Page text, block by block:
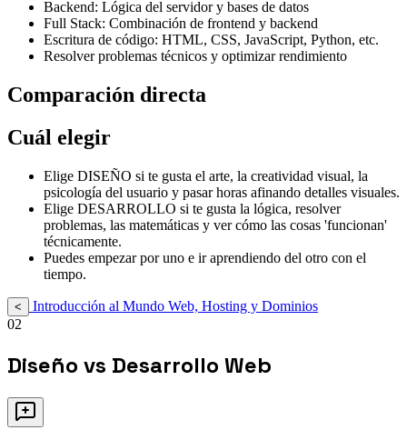
Backend: Lógica del servidor y bases de datos
Full Stack: Combinación de frontend y backend
Escritura de código: HTML, CSS, JavaScript, Python, etc.
Resolver problemas técnicos y optimizar rendimiento
Comparación directa
Cuál elegir
Elige DISEÑO si te gusta el arte, la creatividad visual, la
psicología del usuario y pasar horas afinando detalles visuales.
Elige DESARROLLO si te gusta la lógica, resolver
problemas, las matemáticas y ver cómo las cosas 'funcionan'
técnicamente.
Puedes empezar por uno e ir aprendiendo del otro con el
tiempo.
<
Introducción al Mundo Web, Hosting y Dominios
02
Diseño vs Desarrollo Web